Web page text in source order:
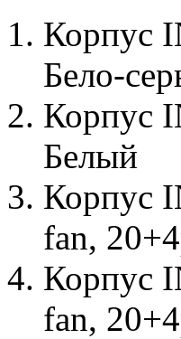
Корпус
Бело-
Корпус
Белый
Корпус
fan,
Корпус
fan,